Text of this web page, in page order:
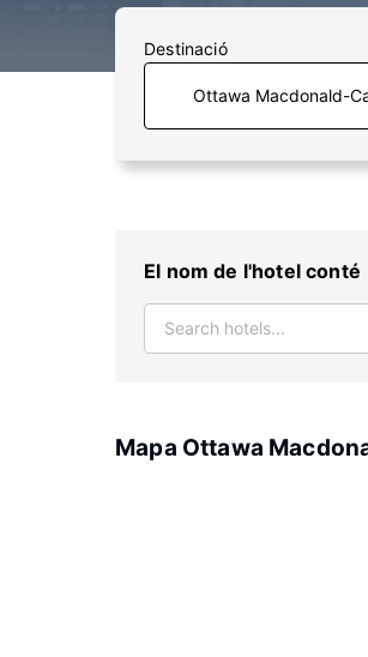
Destinació
El nom de l'hotel conté
Mapa Ottawa